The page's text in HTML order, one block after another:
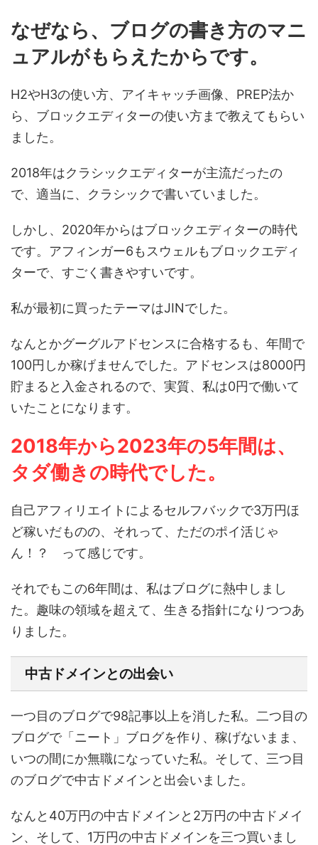
なぜなら、ブログの書き方のマニ
ュアルがもらえたからです。
H2やH3の使い方、アイキャッチ画像、PREP法か
ら、ブロックエディターの使い方まで教えてもらい
ました。
2018年はクラシックエディターが主流だったの
で、適当に、クラシックで書いていました。
しかし、2020年からはブロックエディターの時代
です。アフィンガー6もスウェルもブロックエディ
ターで、すごく書きやすいです。
私が最初に買ったテーマはJINでした。
なんとかグーグルアドセンスに合格するも、年間で
100円しか稼げませんでした。アドセンスは8000円
貯まると入金されるので、実質、私は0円で働いて
いたことになります。
2018年から2023年の5年間は、
タダ働きの時代でした。
自己アフィリエイトによるセルフバックで3万円ほ
ど稼いだものの、それって、ただのポイ活じゃ
ん！？ って感じです。
それでもこの6年間は、私はブログに熱中しまし
た。趣味の領域を超えて、生きる指針になりつつあ
りました。
中古ドメインとの出会い
一つ目のブログで98記事以上を消した私。二つ目の
ブログで「ニート」ブログを作り、稼げないまま、
いつの間にか無職になっていた私。そして、三つ目
のブログで中古ドメインと出会いました。
なんと40万円の中古ドメインと2万円の中古ドメイ
ン、そして、1万円の中古ドメインを三つ買いまし